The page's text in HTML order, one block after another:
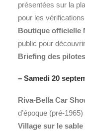
présentées sur la
pour les
Boutique officielle
public pour
Briefing des pilotes
– Samedi 20
Riva-Bella Car
d’époque (pré-
Village sur le sable